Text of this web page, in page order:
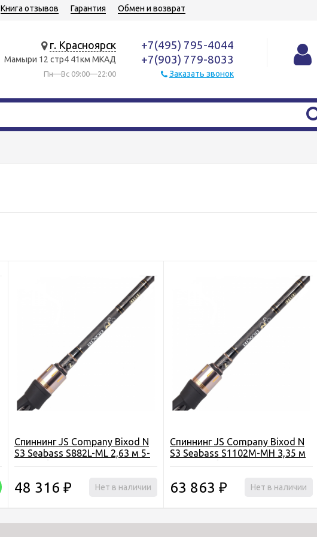
Книга отзывов Гарантия Обмен и возврат
г. Красноярск
Мамыри 12 стр4 41км МКАД
Пн—Вс 09:00—22:00
+7(495) 795-4044
+7(903) 779-8033
Заказать звонок
Спиннинг JS Company Bixod N
S3 Seabass S882L-ML 2,63 м 5-
48 316 ₽ Нет в наличии
Спиннинг JS Company Bixod N
S3 Seabass S1102M-MH 3,35 м
63 863 ₽ Нет в наличии